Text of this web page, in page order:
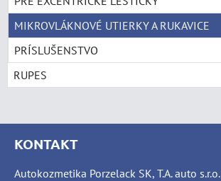
MIKROVLÁKNOVÉ UTIERKY A RUKAVICE
PRÍSLUŠENSTVO
RUPES
KONTAKT
Autokozmetika Porzelack SK, T.A. auto s.r.o.